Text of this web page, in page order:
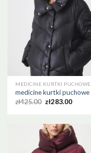
MEDICINE KURTKI PUCHOWE
medicine kurtki puchowe
zł425.00 zł283.00